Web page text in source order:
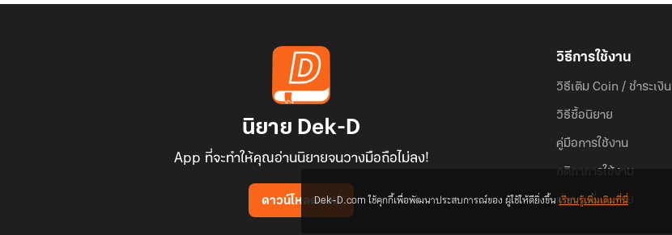
นิยาย Dek-D
App ที่จะทำให้คุณอ่านนิยายจนวางมือถือไม่ลง!
ดาวน์โหลดแอป
วิธีการใช้งาน
วิธีเติม Coin / ชำระเงิน
วิธีซื้อนิยาย
คู่มือการใช้งาน
กติกาการใช้งาน
คำถามที่พบบ่อย
Dek-D.com ใช้คุกกี้เพื่อพัฒนาประสบการณ์ของ ผู้ใช้ให้ดียิ่งขึ้นเรียนรู้เพิ่มเติมที่นี่